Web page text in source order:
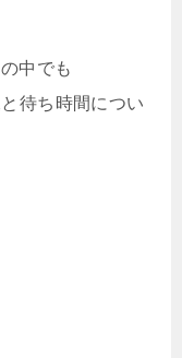
中でも
待ち時間につい